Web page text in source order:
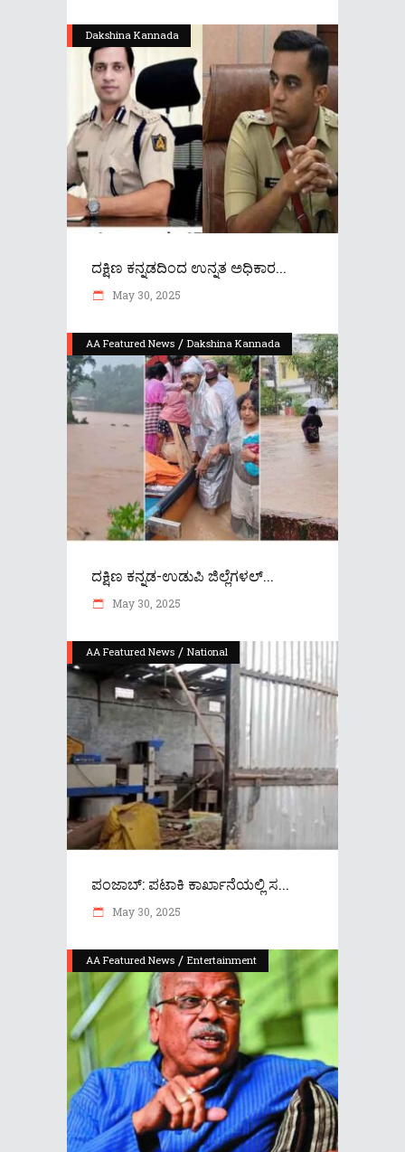
Dakshina Kannada
ದಕ್ಷಿಣ ಕನ್ನಡದಿಂದ ಉನ್ನತ ಅಧಿಕಾರ...
May 30, 2025
AA Featured News / Dakshina Kannada
ದಕ್ಷಿಣ ಕನ್ನಡ-ಉಡುಪಿ ಜಿಲ್ಲೆಗಳಲ್...
May 30, 2025
AA Featured News / National
ಪಂಜಾಬ್: ಪಟಾಕಿ ಕಾರ್ಖಾನೆಯಲ್ಲಿ ಸ...
May 30, 2025
AA Featured News / Entertainment